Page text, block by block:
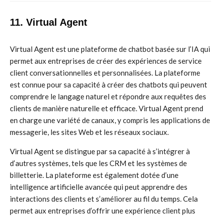
11. Virtual Agent
Virtual Agent est une plateforme de chatbot basée sur l’IA qui
permet aux entreprises de créer des expériences de service
client conversationnelles et personnalisées. La plateforme
est connue pour sa capacité à créer des chatbots qui peuvent
comprendre le langage naturel et répondre aux requêtes des
clients de manière naturelle et efficace. Virtual Agent prend
en charge une variété de canaux, y compris les applications de
messagerie, les sites Web et les réseaux sociaux.
Virtual Agent se distingue par sa capacité à s’intégrer à
d’autres systèmes, tels que les CRM et les systèmes de
billetterie. La plateforme est également dotée d’une
intelligence artificielle avancée qui peut apprendre des
interactions des clients et s’améliorer au fil du temps. Cela
permet aux entreprises d’offrir une expérience client plus